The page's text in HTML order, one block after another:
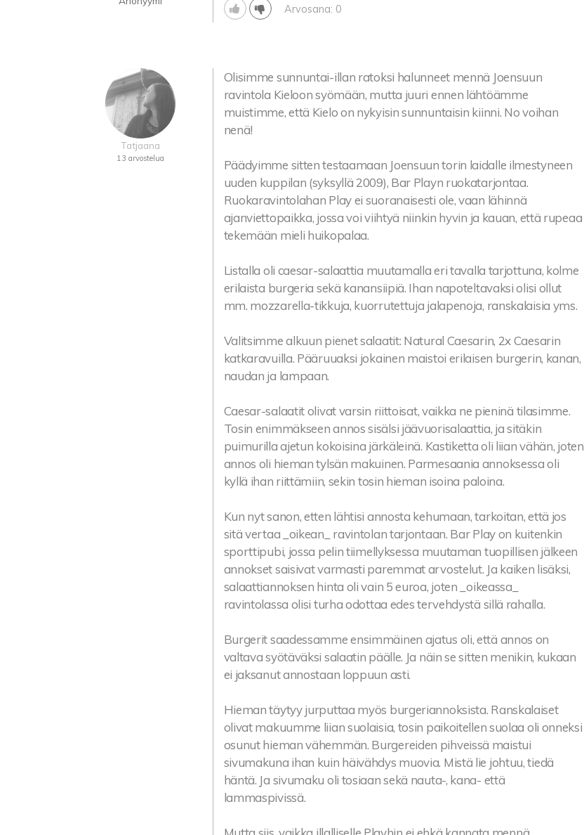
Arvosana: 0
Tatjaana
13 arvostelua
Olisimme sunnuntai-illan ratoksi halunneet mennä Joensuun
ravintola Kieloon syömään, mutta juuri ennen lähtöämme
muistimme, että Kielo on nykyisin sunnuntaisin kiinni. No voihan
nenä!
Päädyimme sitten testaamaan Joensuun torin laidalle ilmestyneen
uuden kuppilan (syksyllä 2009), Bar Playn ruokatarjontaa.
Ruokaravintolahan Play ei suoranaisesti ole, vaan lähinnä
ajanviettopaikka, jossa voi viihtyä niinkin hyvin ja kauan, että rupeaa
tekemään mieli huikopalaa.
Listalla oli caesar-salaattia muutamalla eri tavalla tarjottuna, kolme
erilaista burgeria sekä kanansiipiä. Ihan napoteltavaksi olisi ollut
mm. mozzarella-tikkuja, kuorrutettuja jalapenoja, ranskalaisia yms.
Valitsimme alkuun pienet salaatit: Natural Caesarin, 2x Caesarin
katkaravuilla. Pääruuaksi jokainen maistoi erilaisen burgerin, kanan,
naudan ja lampaan.
Caesar-salaatit olivat varsin riittoisat, vaikka ne pieninä tilasimme.
Tosin enimmäkseen annos sisälsi jäävuorisalaattia, ja sitäkin
puimurilla ajetun kokoisina järkäleinä. Kastiketta oli liian vähän, joten
annos oli hieman tylsän makuinen. Parmesaania annoksessa oli
kyllä ihan riittämiin, sekin tosin hieman isoina paloina.
Kun nyt sanon, etten lähtisi annosta kehumaan, tarkoitan, että jos
sitä vertaa _oikean_ ravintolan tarjontaan. Bar Play on kuitenkin
sporttipubi, jossa pelin tiimellyksessa muutaman tuopillisen jälkeen
annokset saisivat varmasti paremmat arvostelut. Ja kaiken lisäksi,
salaattiannoksen hinta oli vain 5 euroa, joten _oikeassa_
ravintolassa olisi turha odottaa edes tervehdystä sillä rahalla.
Burgerit saadessamme ensimmäinen ajatus oli, että annos on
valtava syötäväksi salaatin päälle. Ja näin se sitten menikin, kukaan
ei jaksanut annostaan loppuun asti.
Hieman täytyy jurputtaa myös burgeriannoksista. Ranskalaiset
olivat makuumme liian suolaisia, tosin paikoitellen suolaa oli onneksi
osunut hieman vähemmän. Burgereiden pihveissä maistui
sivumakuna ihan kuin häivähdys muovia. Mistä lie johtuu, tiedä
häntä. Ja sivumaku oli tosiaan sekä nauta-, kana- että
lammaspivissä.